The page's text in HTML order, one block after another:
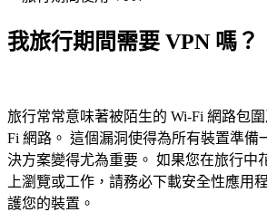
我旅行期間需要 VPN 嗎？
旅行常常意味著被陌生的 Wi-Fi 網路包
Fi 網路。 這個漏洞使得為所有裝置準備
決方案變得尤為重要。 如果您在旅行中
上瀏覽或工作，請務必下載安全性應用
護您的裝置。